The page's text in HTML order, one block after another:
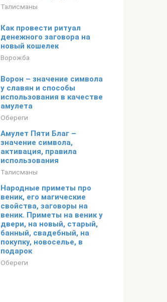
Талисманы
Как провести ритуал
денежного заговора на
новый кошелек
Ворожба
Ворон – значение символа
у славян и способы
использования в качестве
амулета
Обереги
Амулет Пяти Благ –
значение символа,
активация, правила
использования
Талисманы
Народные приметы про
веник, его магические
свойства, заговоры на
веник. Приметы на веник у
двери, на новый, старый,
банный, свадебный, на
покупку, новоселье, в
подарок
Обереги